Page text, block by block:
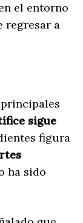
el entorno
regresar a
sigue
figura
ha sido